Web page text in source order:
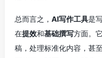
总而言之， AI写作工具是写
在提效和基础撰写方面。
稿，处理标准化内容，甚